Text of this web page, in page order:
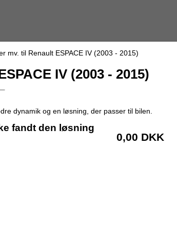
mv. til Renault ESPACE IV (2003 - 2015)
IV (2003 - 2015)
dynamik og en løsning, der passer til bilen.
fandt den løsning
0,00 DKK